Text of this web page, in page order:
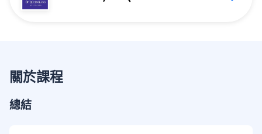
關於課程
總結